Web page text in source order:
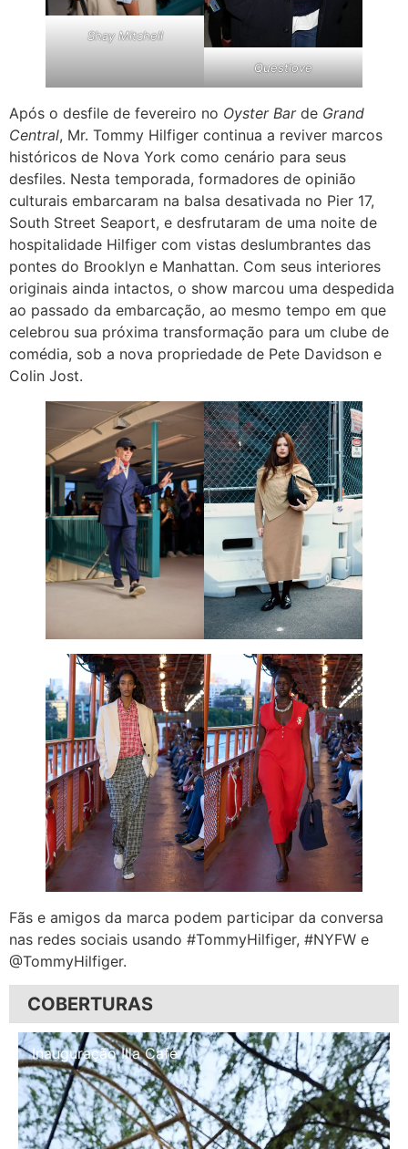
Shay Mitchell
Questlove
Após o desfile de fevereiro no Oyster Bar de Grand
Central, Mr. Tommy Hilfiger continua a reviver marcos
históricos de Nova York como cenário para seus
desfiles. Nesta temporada, formadores de opinião
culturais embarcaram na balsa desativada no Pier 17,
South Street Seaport, e desfrutaram de uma noite de
hospitalidade Hilfiger com vistas deslumbrantes das
pontes do Brooklyn e Manhattan. Com seus interiores
originais ainda intactos, o show marcou uma despedida
ao passado da embarcação, ao mesmo tempo em que
celebrou sua próxima transformação para um clube de
comédia, sob a nova propriedade de Pete Davidson e
Colin Jost.
Fãs e amigos da marca podem participar da conversa
nas redes sociais usando #TommyHilfiger, #NYFW e
@TommyHilfiger.
COBERTURAS
Inauguração Illa Café